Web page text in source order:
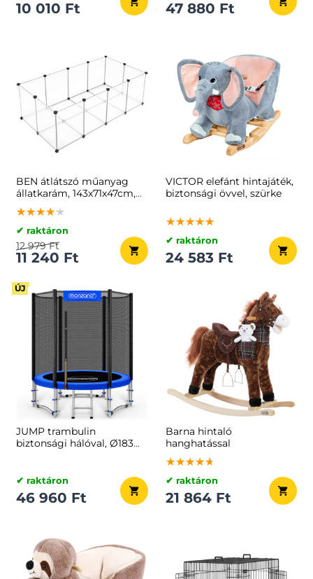
10 010 Ft 47 880 Ft
BEN átlátszó műanyag
állatkarám, 143x71x47cm,
átlátszó
★★★★★
★★★★★
★★★★★
✔ raktáron
11 240 Ft
12 979 Ft
VICTOR elefánt hintajáték,
biztonsági övvel, szürke
★★★★★
★★★★★
★★★★★
✔ raktáron
24 583 Ft
ÚJ
JUMP trambulin
biztonsági hálóval, Ø183
✔ raktáron
46 960 Ft
Barna hintaló
hanghatással
★★★★★
★★★★★
★★★★★
✔ raktáron
21 864 Ft